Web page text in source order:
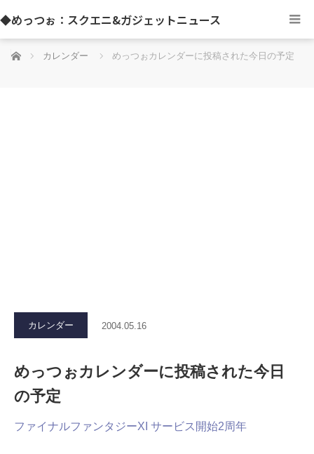
◆めっつぉ：スクエニ&ガジェットニュース
ホーム カレンダー めっつぉカレンダーに投稿された今日の予定
カレンダー 2004.05.16
めっつぉカレンダーに投稿された今日
の予定
ファイナルファンタジーXI サービス開始2周年